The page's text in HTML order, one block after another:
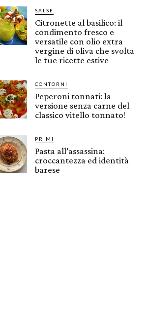
SALSE
Citronette al basilico: il
condimento fresco e
versatile con olio extra
vergine di oliva che svolta
le tue ricette estive
CONTORNI
Peperoni tonnati: la
versione senza carne del
classico vitello tonnato!
PRIMI
Pasta all’assassina:
croccantezza ed identità
barese